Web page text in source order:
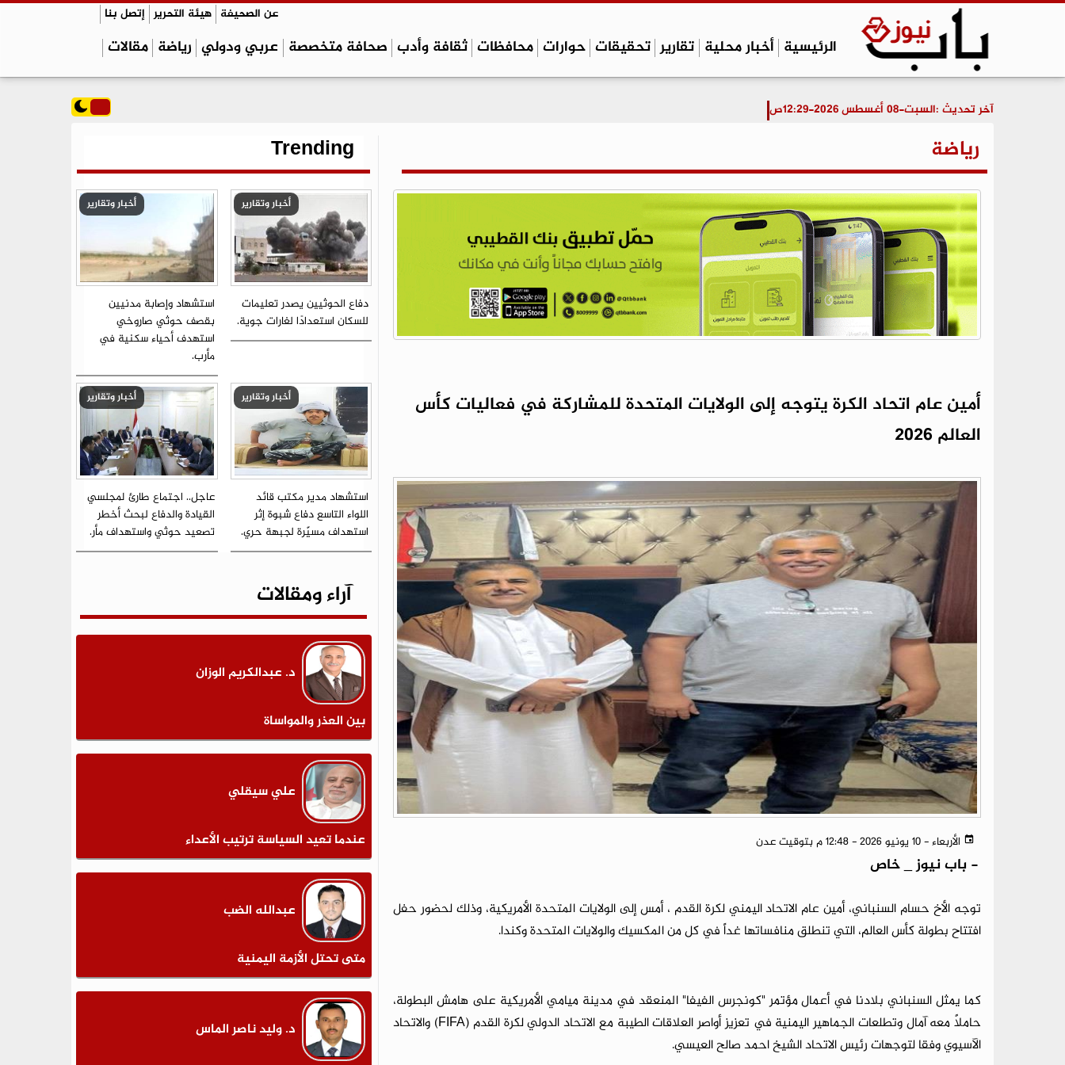
عن الصحيفة هيئة التحرير إتصل بنا
الرئيسية أخبار محلية تقارير تحقيقات حوارات محافظات ثقافة وأدب صحافة متخصصة عربي ودولي رياضة مقالات
آخر تحديث :السبت-08 أغسطس 2026-12:29ص
رياضة
أمين عام اتحاد الكرة يتوجه إلى الولايات المتحدة للمشاركة في فعاليات كأس
العالم 2026
الأربعاء - 10 يونيو 2026 - 12:48 م بتوقيت عدن
- باب نيوز _ خاص
​توجه الأخ حسام السنباني، أمين عام الاتحاد اليمني لكرة القدم ، أمس إلى الولايات المتحدة الأمريكية، وذلك لحضور حفل
افتتاح بطولة كأس العالم، التي تنطلق منافساتها غداً في كل من المكسيك والولايات المتحدة وكندا.
​كما يمثل السنباني بلادنا في أعمال مؤتمر "كونجرس الفيفا" المنعقد في مدينة ميامي الأمريكية على هامش البطولة،
حاملاً معه آمال وتطلعات الجماهير اليمنية في تعزيز أواصر العلاقات الطيبة مع الاتحاد الدولي لكرة القدم (FIFA) والاتحاد
الآسيوي وفقا لتوجهات رئيس الاتحاد الشيخ احمد صالح العيسي.
Trending
أخبار وتقارير
دفاع الحوثيين يصدر تعليمات
للسكان استعدادًا لغارات جوية.
أخبار وتقارير
استشهاد وإصابة مدنيين
بقصف حوثي صاروخي
استهدف أحياء سكنية في
مأرب.
أخبار وتقارير
استشهاد مدير مكتب قائد
اللواء التاسع دفاع شبوة إثر
استهداف مسيّرة لجبهة حري.
أخبار وتقارير
عاجل.. اجتماع طارئ لمجلسي
القيادة والدفاع لبحث أخطر
تصعيد حوثي واستهداف مأر.
آراء ومقالات
د. عبدالكريم الوزان
بين العذر والمواساة
علي سيقلي
عندما تعيد السياسة ترتيب الأعداء
عبدالله الضب
متى تحتل الأزمة اليمنية
د. وليد ناصر الماس